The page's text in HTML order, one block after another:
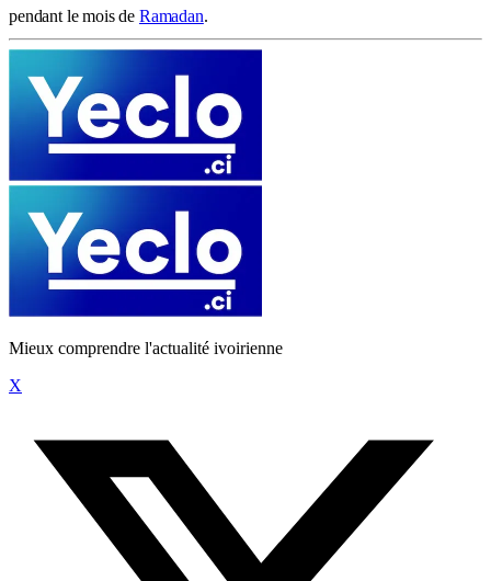
pendant le mois de Ramadan.
Mieux comprendre l'actualité ivoirienne
X